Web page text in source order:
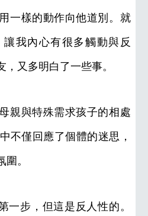
一樣的動作向他道別。就
我內心有很多觸動與反
又多明白了一些事。
親與特殊需求孩子的相處
不僅回應了個體的迷思，
。
一步，但這是反人性的。